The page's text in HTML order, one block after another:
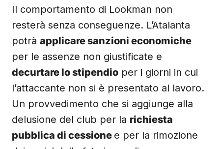
Il comportamento di Lookman non
resterà senza conseguenze. L’Atalanta
potrà applicare sanzioni economiche
per le assenze non giustificate e
decurtare lo stipendio per i giorni in cui
l’attaccante non si è presentato al lavoro.
Un provvedimento che si aggiunge alla
delusione del club per la richiesta
pubblica di cessione e per la rimozione